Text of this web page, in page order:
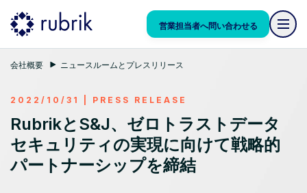
営業担当者へ問い合わせる
会社概要 ニュースルームとプレスリリース
2022/10/31 PRESS RELEASE
RubrikとS&J、ゼロトラストデータ
セキュリティの実現に向けて戦略的
パートナーシップを締結